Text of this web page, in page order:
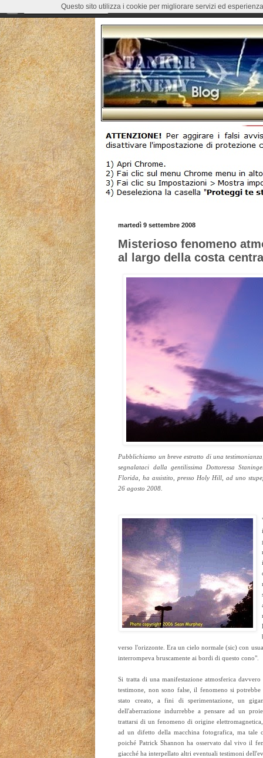
martedì 9 settembre 2008
Misterioso fenomeno
al largo della costa
Pubblichiamo un breve estratto di una
segnalataci dalla gentilissima Dottoressa
Florida, ha assistito, presso Holy Hill, ad uno
26 agosto 2008.
verso l'orizzonte. Era un cielo normale (sic) con
interrompeva bruscamente ai bordi di questo cono".
Si tratta di una manifestazione atmosferica
testimone, non sono false, il fenomeno si
stato creato, a fini di sperimentazione, un
dell'aberrazione indurrebbe a pensare ad un
trattarsi di un fenomeno di origine
ad un difetto della macchina fotografica, ma tale
poiché Patrick Shannon ha osservato dal vivo il
giacché ha interpellato altri eventuali testimoni
Questo sito utilizza i cookie per migliorare servizi ed